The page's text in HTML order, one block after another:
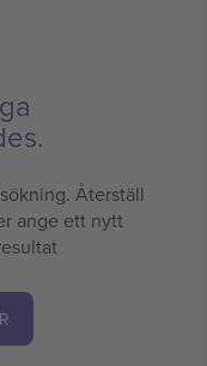
Återställ
ange ett nytt